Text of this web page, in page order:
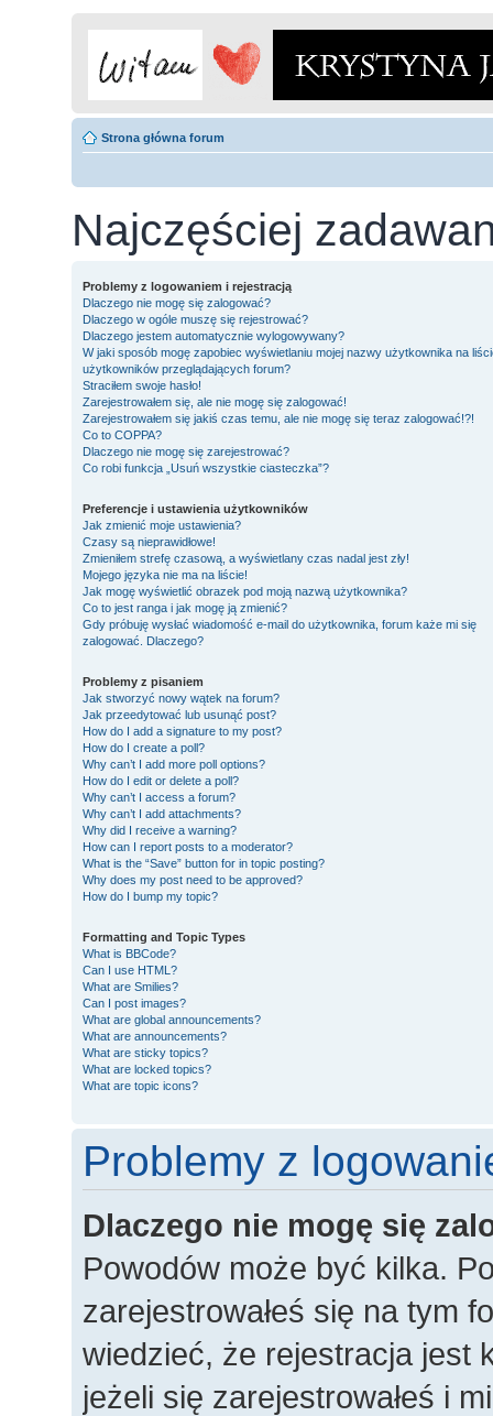
Strona główna forum
Najczęściej
Problemy z logowaniem i rejestracją
Dlaczego nie mogę się zalogować?
Dlaczego w ogóle muszę się rejestrować?
Dlaczego jestem automatycznie wylogowywany?
W jaki sposób mogę zapobiec wyświetlaniu mojej nazwy użytkownika na
użytkowników przeglądających forum?
Straciłem swoje hasło!
Zarejestrowałem się, ale nie mogę się zalogować!
Zarejestrowałem się jakiś czas temu, ale nie mogę się teraz zalogować!?!
Co to COPPA?
Dlaczego nie mogę się zarejestrować?
Co robi funkcja „Usuń wszystkie ciasteczka”?
Preferencje i ustawienia użytkowników
Jak zmienić moje ustawienia?
Czasy są nieprawidłowe!
Zmieniłem strefę czasową, a wyświetlany czas nadal jest zły!
Mojego języka nie ma na liście!
Jak mogę wyświetlić obrazek pod moją nazwą użytkownika?
Co to jest ranga i jak mogę ją zmienić?
Gdy próbuję wysłać wiadomość e-mail do użytkownika, forum każe mi się
zalogować. Dlaczego?
Problemy z pisaniem
Jak stworzyć nowy wątek na forum?
Jak przeedytować lub usunąć post?
How do I add a signature to my post?
How do I create a poll?
Why can’t I add more poll options?
How do I edit or delete a poll?
Why can’t I access a forum?
Why can’t I add attachments?
Why did I receive a warning?
How can I report posts to a moderator?
What is the “Save” button for in topic posting?
Why does my post need to be approved?
How do I bump my topic?
Formatting and Topic Types
What is BBCode?
Can I use HTML?
What are Smilies?
Can I post images?
What are global announcements?
What are announcements?
What are sticky topics?
What are locked topics?
What are topic icons?
Problemy z
Dlaczego nie mogę się
Powodów może być kilka.
zarejestrowałeś się na tym
wiedzieć, że rejestracja jest
jeżeli się zarejestrowałeś i